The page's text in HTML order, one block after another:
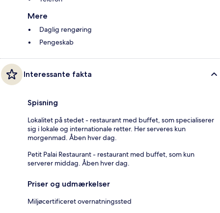
Mere
Daglig rengøring
Pengeskab
Interessante fakta
Spisning
Lokalitet på stedet - restaurant med buffet, som specialiserer
sig i lokale og internationale retter. Her serveres kun
morgenmad. Åben hver dag.
Petit Palai Restaurant - restaurant med buffet, som kun
serverer middag. Åben hver dag.
Priser og udmærkelser
Miljøcertificeret overnatningssted